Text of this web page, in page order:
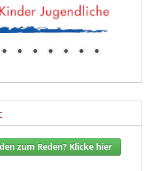
zum Reden? Klicke hier